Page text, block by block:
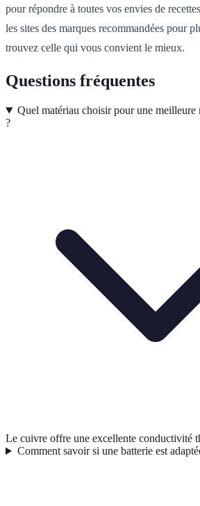
pour répondre à toutes vos envies de
les sites des marques recommandées pour
trouvez celle qui vous convient le mieux.
Questions fréquentes
Quel matériau choisir pour une meilleure
?
Le cuivre offre une excellente conductivité
Comment savoir si une batterie est